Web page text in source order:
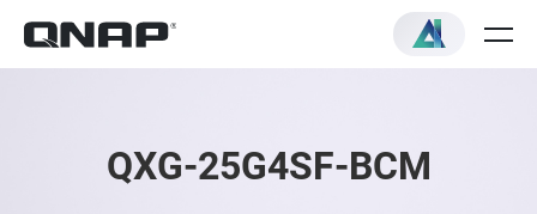
QXG-25G4SF-BCM